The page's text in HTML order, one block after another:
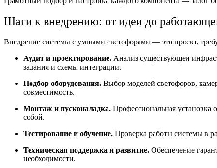
Шаги к внедрению: от идеи до
Внедрение системы с умными светофорами — это проект,
Аудит и проектирование. Анализ существующей
задания и схемы интеграции.
Подбор оборудования. Выбор моделей светофоров,
совместимость.
Монтаж и пусконаладка. Профессиональная установка
собой.
Тестирование и обучение. Проверка работы системы в
Техническая поддержка и развитие. Обеспечение
необходимости.